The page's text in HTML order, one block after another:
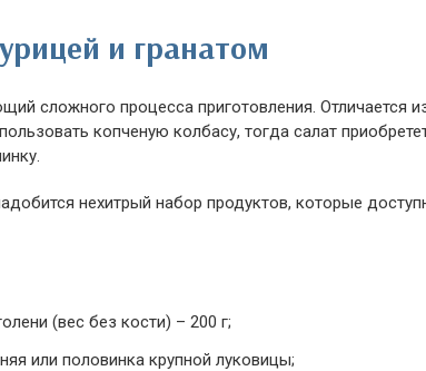
и гранатом
сложного процесса приготовления. Отличается
копченую колбасу, тогда салат
нехитрый набор продуктов, которые
(вес без кости) – 200 г;
или половинка крупной луковицы;